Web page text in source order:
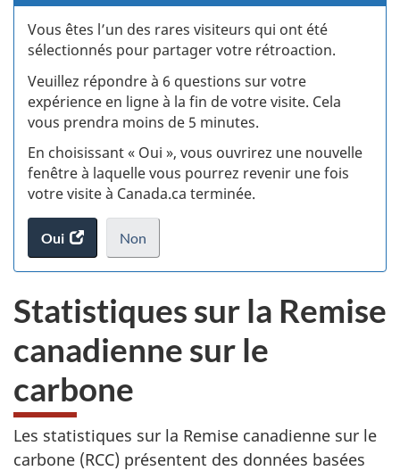
Vous êtes l’un des rares visiteurs qui ont été
sélectionnés pour partager votre rétroaction.
Veuillez répondre à 6 questions sur votre
expérience en ligne à la fin de votre visite. Cela
vous prendra moins de 5 minutes.
En choisissant « Oui », vous ouvrirez une nouvelle
fenêtre à laquelle vous pourrez revenir une fois
votre visite à Canada.ca terminée.
Oui
accéder
au
Non
je
pas
au
web,
.
Statistiques sur la Remise
canadienne sur le
carbone
Les statistiques sur la Remise canadienne sur le
carbone (RCC) présentent des données basées